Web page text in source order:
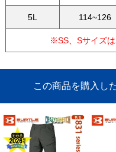
5L 114~126
※SS、Sサイズは
この商品を購入し